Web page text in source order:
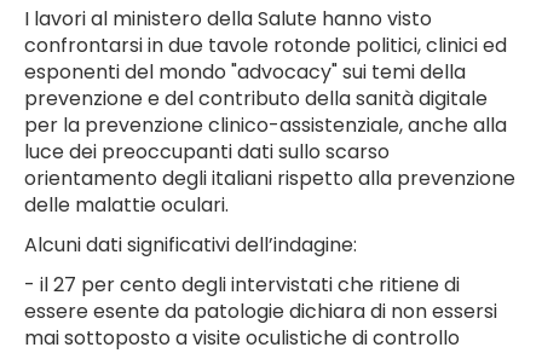
I lavori al ministero della Salute hanno visto
confrontarsi in due tavole rotonde politici, clinici ed
esponenti del mondo "advocacy" sui temi della
prevenzione e del contributo della sanità digitale
per la prevenzione clinico-assistenziale, anche alla
luce dei preoccupanti dati sullo scarso
orientamento degli italiani rispetto alla prevenzione
delle malattie oculari.
Alcuni dati significativi dell’indagine:
- il 27 per cento degli intervistati che ritiene di
essere esente da patologie dichiara di non essersi
mai sottoposto a visite oculistiche di controllo